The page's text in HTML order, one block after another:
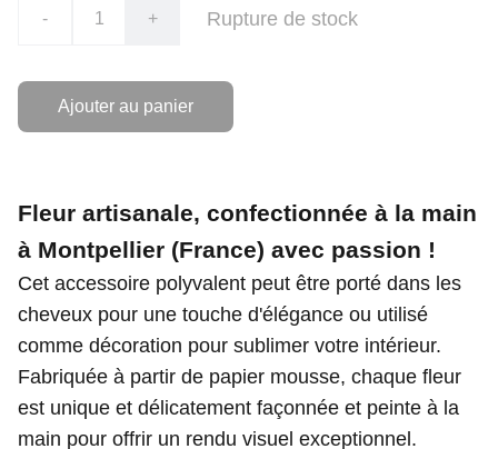
- + Rupture de stock
Ajouter au panier
Fleur artisanale, confectionnée à la main
à Montpellier (France) avec passion !
Cet accessoire polyvalent peut être porté dans les
cheveux pour une touche d'élégance ou utilisé
comme décoration pour sublimer votre intérieur.
Fabriquée à partir de papier mousse, chaque fleur
est unique et délicatement façonnée et peinte à la
main pour offrir un rendu visuel exceptionnel.